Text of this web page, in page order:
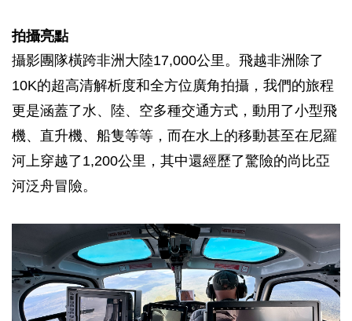
拍攝亮點
攝影團隊橫跨非洲大陸17,000公里。飛越非洲除了
10K的超高清解析度和全方位廣角拍攝，我們的旅程
更是涵蓋了水、陸、空多種交通方式，動用了小型飛
機、直升機、船隻等等，而在水上的移動甚至在尼羅
河上穿越了1,200公里，其中還經歷了驚險的尚比亞
河泛舟冒險。